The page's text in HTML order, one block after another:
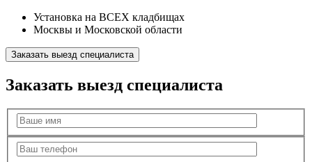
Установка на ВСЕХ кладбищах
Москвы и Московской области
Заказать выезд специалиста
Заказать выезд специалиста